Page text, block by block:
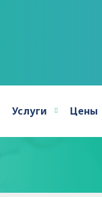
Услуги Цены